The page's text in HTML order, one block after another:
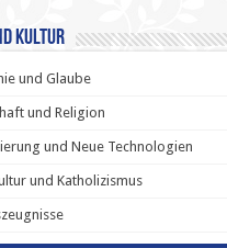
Kultur
und Glaube
und Religion
und Neue Technologien
und Katholizismus